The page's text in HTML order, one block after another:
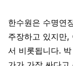
한수원은 수명연
주장하고 있지만,
서 비롯됩니다.